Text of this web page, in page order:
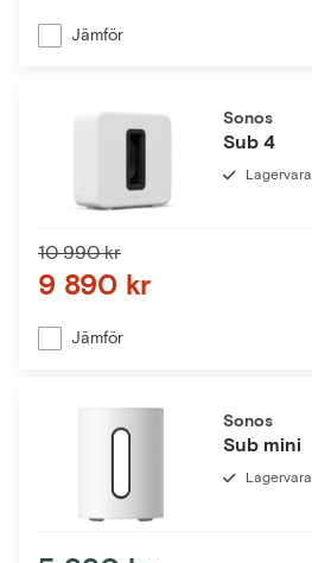
Jämför
Sonos
Sub 4
Lagervara
10 990 kr
9 890 kr
Jämför
Sonos
Sub mini
Lagervara